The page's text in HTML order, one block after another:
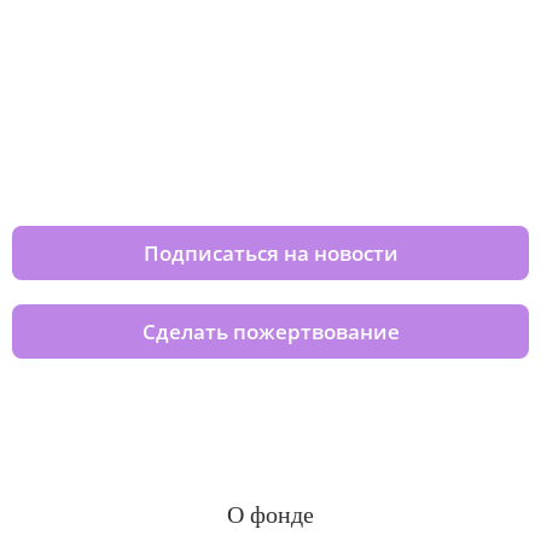
Подписаться на новости
Сделать пожертвование
О фонде